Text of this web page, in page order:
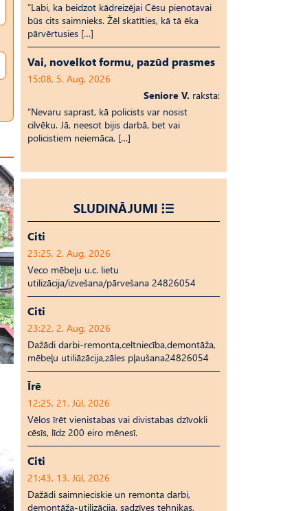
“Labi, ka beidzot kādreizējai Cēsu pienotavai
būs cits saimnieks. Žēl skatīties, kā tā ēka
pārvērtusies […]
Vai, novelkot formu, pazūd prasmes
15:08, 5. Aug, 2026
Seniore V. raksta:
“Nevaru saprast, kā policists var nosist
cilvēku. Jā, neesot bijis darbā, bet vai
policistiem neiemāca, […]
SLUDINĀJUMI
Citi
23:25, 2. Aug, 2026
Veco mēbeļu u.c. lietu
utilizācija/izvešana/pārvešana 24826054
Citi
23:22, 2. Aug, 2026
Dažādi darbi-remonta,celtniecība,demontāža,
mēbeļu utiliāzācija,zāles pļaušana24826054
Īrē
12:25, 21. Jūl, 2026
Vēlos īrēt vienistabas vai divistabas dzīvokli
cēsīs, līdz 200 eiro mēnesī.
Citi
21:43, 13. Jūl, 2026
Dažādi saimnieciskie un remonta darbi,
demontāža-utilizācija, sadzīves tehnikas,